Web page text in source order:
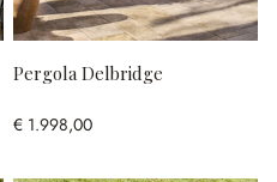
Pergola Delbridge
€ 1.998,00